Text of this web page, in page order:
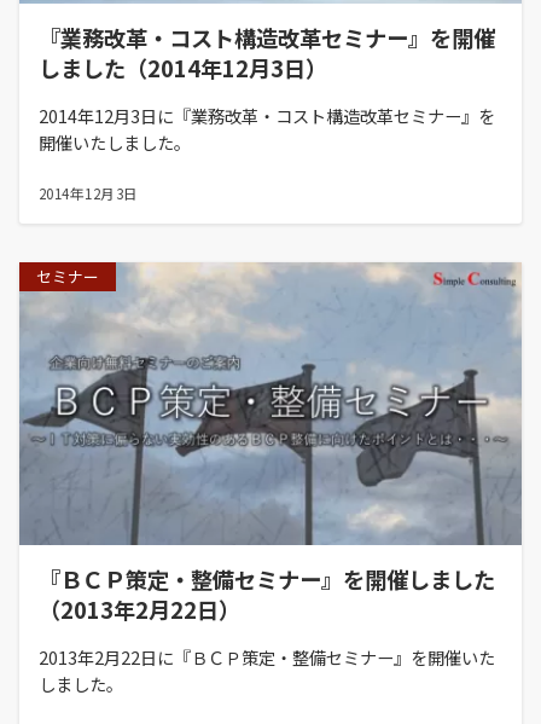
『業務改革・コスト構造改革セミナー』を開催
しました（2014年12月3日）
2014年12月3日に『業務改革・コスト構造改革セミナー』を
開催いたしました。
2014年12月3日
セミナー
『ＢＣＰ策定・整備セミナー』を開催しました
（2013年2月22日）
2013年2月22日に『ＢＣＰ策定・整備セミナー』を開催いた
しました。